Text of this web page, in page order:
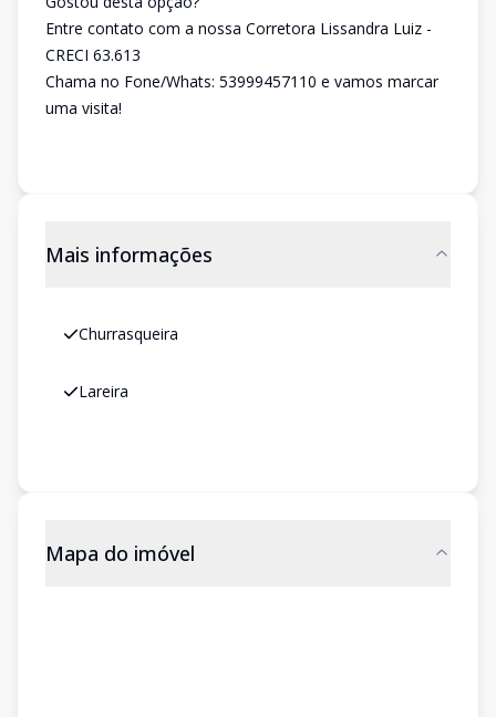
Entre contato com a nossa Corretora Lissandra Luiz -
CRECI 63.613
Chama no Fone/Whats: 53999457110 e vamos marcar
uma visita!
Mais informações
Churrasqueira
Lareira
Mapa do imóvel